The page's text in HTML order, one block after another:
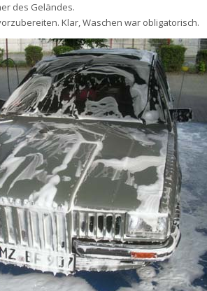
des Geländes.
Klar, Waschen war obligatorisch.